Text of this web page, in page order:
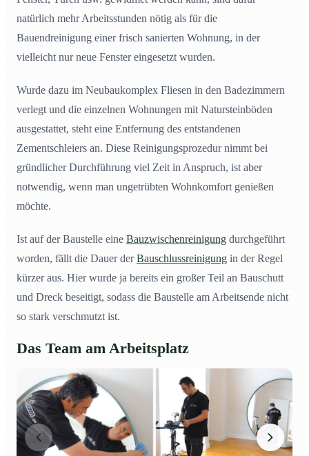
natürlich mehr Arbeitsstunden nötig als für die
Bauendreinigung einer frisch sanierten Wohnung, in der
vielleicht nur neue Fenster eingesetzt wurden.
Wurde dazu im Neubaukomplex Fliesen in den Badezimmern
verlegt und die einzelnen Wohnungen mit Natursteinböden
ausgestattet, steht eine Entfernung des entstandenen
Zementschleiers an. Diese Reinigungsprozedur nimmt bei
gründlicher Durchführung viel Zeit in Anspruch, ist aber
notwendig, wenn man ungetrübten Wohnkomfort genießen
möchte.
Ist auf der Baustelle eine Bauzwischenreinigung durchgeführt
worden, fällt die Dauer derBauschlussreinigung in der Regel
kürzer aus. Hier wurde ja bereits ein großer Teil an Bauschutt
und Dreck beseitigt, sodass die Baustelle am Arbeitsende nicht
so stark verschmutzt ist.
Das Team am Arbeitsplatz